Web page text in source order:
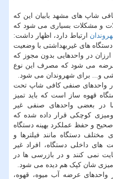
شاپ های مشهد بابیان این که
و مشکلات بسیاری می شود که
ارتباط دارد، اظهار داشت:
های غیربهداشتی با وضعیت
ارزان در واحدهایی بدون مجوز که
عرضه می شود که مصرف این نوع
و... برای شهروندان می شود.
در واحدهای صنفی کافی شاپ تحت
قهوه ساز است که باید تمیز
در بعضی واحدهای صنفی غیر
کوچکی قرار داده شده که
صحیح و حفظ عملکرد بهینه دستگاه
دستگاه مانند فیلترها و
داخلی دستگاه، افراد غیر
نمی کنند و در بازرسی ها در
شان کپک هم دیده می شود.
واحدهای عرضه آب میوه، قهوه،